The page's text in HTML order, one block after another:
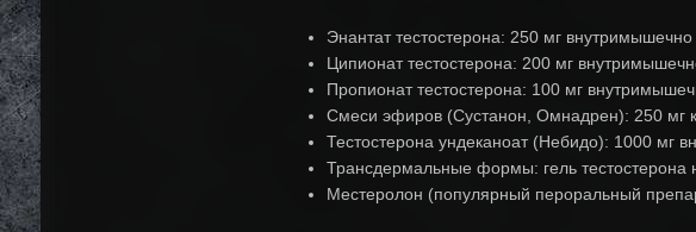
Энантат тестостерона: 250 мг
Ципионат тестостерона: 200 мг
Пропионат тестостерона: 100 мг
Смеси эфиров (Сустанон, Омнадрен): 250 мг
Тестостерона ундеканоат (Небидо): 1000 мг
Трансдермальные формы: гель тестостерона
Местеролон (популярный пероральный